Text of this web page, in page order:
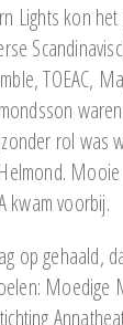
Lights kon
TOEAC,
rol was
Mooie
kwam voorbij.
op gehaald,
Moedige